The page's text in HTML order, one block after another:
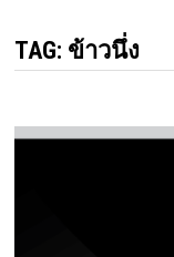
TAG: ข้าวนึ่ง